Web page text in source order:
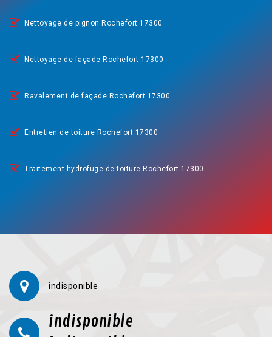
Nettoyage de pignon Rochefort 17300
Nettoyage de façade Rochefort 17300
Ravalement de façade Rochefort 17300
Entretien de toiture Rochefort 17300
Traitement hydrofuge de toiture Rochefort 17300
indisponible
indisponible